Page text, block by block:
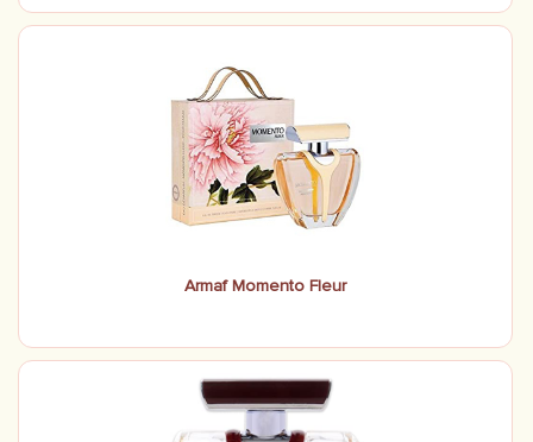
Armaf Momento Fleur